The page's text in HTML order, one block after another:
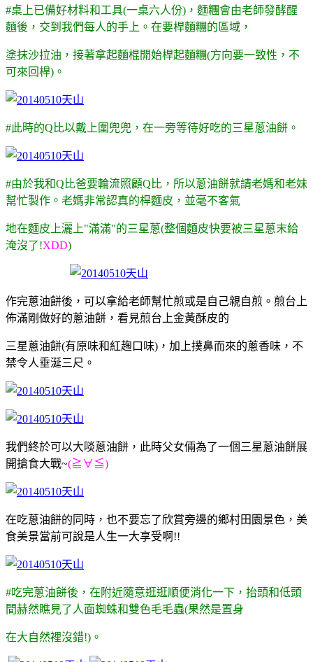
#桌上已備好材料和工具(一桌六人份)，麵糰會由老師發酵醒
麵後，交到我們每人的手上。在要桿麵糰的區域，
塗抹沙拉油，接著拿起麵棍開始桿起麵糰(方向要一致性，不
可來回桿)。
#此時的Q比以戴上圍兜兜，在一旁等待好吃的三星蔥油餅。
#由於我和Q比爸要輪流照顧Q比，所以蔥油餅就請老媽和老妹
幫忙製作。老媽非常認真的桿麵皮，並毫不客氣
地在麵皮上灑上"滿滿"的三星蔥(整個麵皮快要被三星蔥末給
淹沒了!XDD)
作完蔥油餅後，可以拿給老師幫忙煎或是自己親自煎。煎台上
佈滿剛做好的蔥油餅，看見煎台上金黃酥皮的
三星蔥油餅(有原味和紅趜口味)，加上撲鼻而來的蔥香味，不
禁令人垂涎三尺。
我們終於可以大啖蔥油餅，此時父女倆為了一個三星蔥油餅展
開搶食大戰~(≧∀≦)
在吃蔥油餅的同時，也不要忘了欣賞旁邊的鄉村田園景色，美
食美景當前可說是人生一大享受啊!!
#吃完蔥油餅後，在附近隨意逛逛順便消化一下，抬頭和低頭
間赫然瞧見了人面蜘蛛和雙色毛毛蟲(果然是置身
在大自然裡沒錯!)。